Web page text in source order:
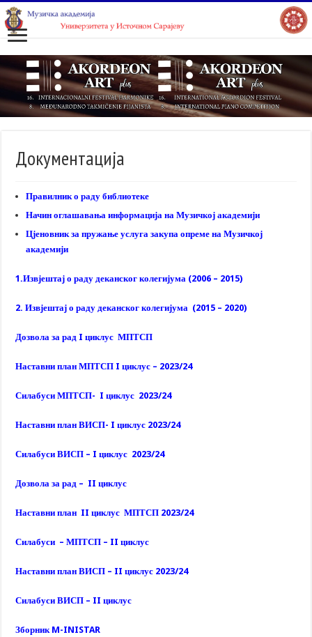
Документација
Правилник о раду библиотеке
Начин оглашавања информација на Музичкој академији
Цјеновник за пружање услуга закупа опреме на Музичкој
академији
1.Извјештај о раду деканског колегијума (2006 – 2015)
2. Извјештај о раду деканског колегијума (2015 – 2020)
Дозвола за рад I циклус МПТСП
Наставни план МПТСП I циклус – 2023/24
Силабуси МПТСП- I циклус 2023/24
Наставни план ВИСП- I циклус 2023/24
Силабуси ВИСП – I циклус 2023/24
Дозвола за рад – II циклус
Наставни план II циклус МПТСП 2023/24
Силабуси – МПТСП – II циклус
Наставни план ВИСП – II циклус 2023/24
Силабуси ВИСП – II циклус
Зборник M-INISTAR